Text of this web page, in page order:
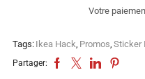
Votre
Tags: Ikea Hack, Promos, Sticker
Partager: